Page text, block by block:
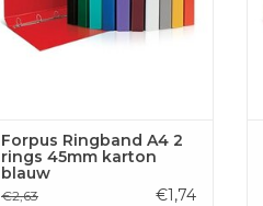
Forpus Ringband A4 2
rings 45mm karton
blauw
€2,63 €1,74